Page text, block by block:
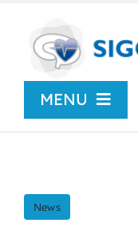
content
MENU
News
News